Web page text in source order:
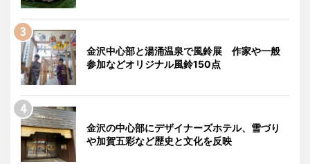
金沢中心部と湯涌温泉で風鈴展 作家や一般
参加などオリジナル風鈴150点
金沢の中心部にデザイナーズホテル、雪づり
や加賀五彩など歴史と文化を反映